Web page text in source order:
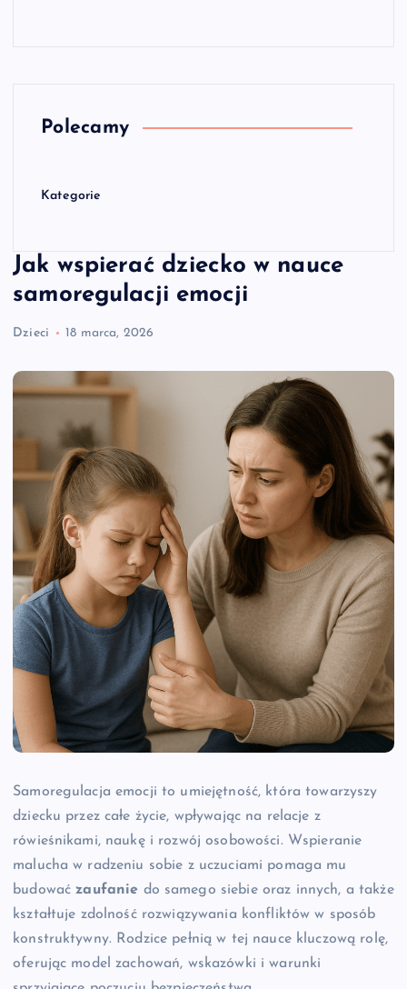
Polecamy
Kategorie
Jak wspierać dziecko w nauce
samoregulacji emocji
Dzieci 18 marca, 2026
Samoregulacja emocji to umiejętność, która towarzyszy
dziecku przez całe życie, wpływając na relacje z
rówieśnikami, naukę i rozwój osobowości. Wspieranie
malucha w radzeniu sobie z uczuciami pomaga mu
budowaćzaufanie do samego siebie oraz innych, a także
kształtuje zdolność rozwiązywania konfliktów w sposób
konstruktywny. Rodzice pełnią w tej nauce kluczową rolę,
oferując model zachowań, wskazówki i warunki